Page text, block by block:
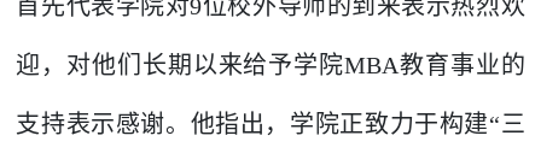
首先代表学院对9位校外导师的到来表示热烈欢
迎，对他们长期以来给予学院MBA教育事业的
支持表示感谢。他指出，学院正致力于构建“三